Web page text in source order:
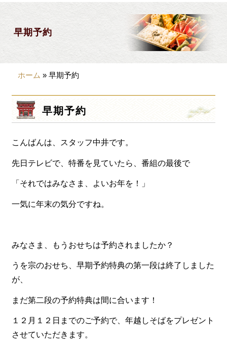
早期予約
製薬会社様向け
観光・行楽
価格から選ぶ
~999円
1,000~1,999円
2,000~2,999円
3,000~3999円
4,000~7999円
お魚メイン弁当
お野菜メイン弁当
旬の食材弁当
種類から選ぶ
ホーム »早期予約
早期予約
こんばんは、スタッフ中井です。
先日テレビで、特番を見ていたら、番組の最後で
「それではみなさま、よいお年を！」
一気に年末の気分ですね。
みなさま、もうおせちは予約されましたか？
うを宗のおせち、早期予約特典の第一段は終了しました
が、
まだ第二段の予約特典は間に合います！
１２月１２日までのご予約で、年越しそばをプレゼント
させていただきます。